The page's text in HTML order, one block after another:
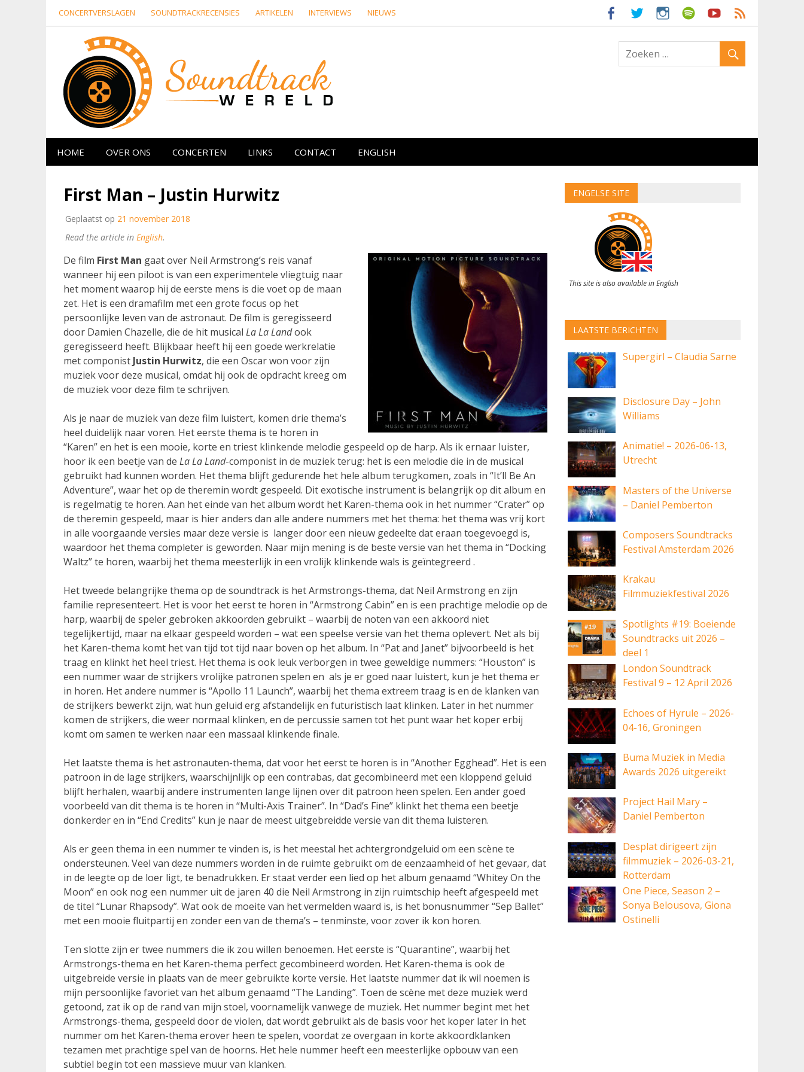
CONCERTVERSLAGEN SOUNDTRACKRECENSIES ARTIKELEN INTERVIEWS NIEUWS
Website over filmmuziek en muziek van andere media
HOME OVER ONS CONCERTEN LINKS CONTACT ENGLISH
First Man – Justin Hurwitz
Geplaatst op 21 november 2018
Read the article in English.
De film First Man gaat over Neil Armstrong’s reis vanaf
wanneer hij een piloot is van een experimentele vliegtuig naar
het moment waarop hij de eerste mens is die voet op de maan
zet. Het is een dramafilm met een grote focus op het
persoonlijke leven van de astronaut. De film is geregisseerd
door Damien Chazelle, die de hit musical La La Landook
geregisseerd heeft. Blijkbaar heeft hij een goede werkrelatie
met componist Justin Hurwitz, die een Oscar won voor zijn
muziek voor deze musical, omdat hij ook de opdracht kreeg om
de muziek voor deze film te schrijven.
Als je naar de muziek van deze film luistert, komen drie thema’s
heel duidelijk naar voren. Het eerste thema is te horen in
“Karen” en het is een mooie, korte en triest klinkende melodie gespeeld op de harp. Als ik ernaar luister,
hoor ik een beetje van de La La Land-componist in de muziek terug: het is een melodie die in de musical
gebruikt had kunnen worden. Het thema blijft gedurende het hele album terugkomen, zoals in “It’ll Be An
Adventure”, waar het op de theremin wordt gespeeld. Dit exotische instrument is belangrijk op dit album en
is regelmatig te horen. Aan het einde van het album wordt het Karen-thema ook in het nummer “Crater” op
de theremin gespeeld, maar is hier anders dan alle andere nummers met het thema: het thema was vrij kort
in alle voorgaande versies maar deze versie is langer door een nieuw gedeelte dat eraan toegevoegd is,
waardoor het thema completer is geworden. Naar mijn mening is de beste versie van het thema in “Docking
Waltz” te horen, waarbij het thema meesterlijk in een vrolijk klinkende wals is geïntegreerd .
Het tweede belangrijke thema op de soundtrack is het Armstrongs-thema, dat Neil Armstrong en zijn
familie representeert. Het is voor het eerst te horen in “Armstrong Cabin” en is een prachtige melodie op de
harp, waarbij de speler gebroken akkoorden gebruikt – waarbij de noten van een akkoord niet
tegelijkertijd, maar na elkaar gespeeld worden – wat een speelse versie van het thema oplevert. Net als bij
het Karen-thema komt het van tijd tot tijd naar boven op het album. In “Pat and Janet” bijvoorbeeld is het
traag en klinkt het heel triest. Het thema is ook leuk verborgen in twee geweldige nummers: “Houston” is
een nummer waar de strijkers vrolijke patronen spelen en als je er goed naar luistert, kun je het thema er
in horen. Het andere nummer is “Apollo 11 Launch”, waarbij het thema extreem traag is en de klanken van
de strijkers bewerkt zijn, wat hun geluid erg afstandelijk en futuristisch laat klinken. Later in het nummer
komen de strijkers, die weer normaal klinken, en de percussie samen tot het punt waar het koper erbij
komt om samen te werken naar een massaal klinkende finale.
Het laatste thema is het astronauten-thema, dat voor het eerst te horen is in “Another Egghead”. Het is een
patroon in de lage strijkers, waarschijnlijk op een contrabas, dat gecombineerd met een kloppend geluid
blijft herhalen, waarbij andere instrumenten lange lijnen over dit patroon heen spelen. Een ander goed
voorbeeld van dit thema is te horen in “Multi-Axis Trainer”. In “Dad’s Fine” klinkt het thema een beetje
donkerder en in “End Credits” kun je naar de meest uitgebreidde versie van dit thema luisteren.
Als er geen thema in een nummer te vinden is, is het meestal het achtergrondgeluid om een scène te
ondersteunen. Veel van deze nummers worden in de ruimte gebruikt om de eenzaamheid of het gevaar, dat
in de leegte op de loer ligt, te benadrukken. Er staat verder een lied op het album genaamd “Whitey On the
Moon” en ook nog een nummer uit de jaren 40 die Neil Armstrong in zijn ruimtschip heeft afgespeeld met
de titel “Lunar Rhapsody”. Wat ook de moeite van het vermelden waard is, is het bonusnummer “Sep Ballet”
met een mooie fluitpartij en zonder een van de thema’s – tenminste, voor zover ik kon horen.
Ten slotte zijn er twee nummers die ik zou willen benoemen. Het eerste is “Quarantine”, waarbij het
Armstrongs-thema en het Karen-thema perfect gecombineerd worden. Het Karen-thema is ook de
uitgebreide versie in plaats van de meer gebruikte korte versie. Het laatste nummer dat ik wil noemen is
mijn persoonlijke favoriet van het album genaamd “The Landing”. Toen de scène met deze muziek werd
getoond, zat ik op de rand van mijn stoel, voornamelijk vanwege de muziek. Het nummer begint met het
Armstrongs-thema, gespeeld door de violen, dat wordt gebruikt als de basis voor het koper later in het
nummer om het Karen-thema erover heen te spelen, voordat ze overgaan in korte akkoordklanken
tezamen met prachtige spel van de hoorns. Het hele nummer heeft een meesterlijke opbouw van een
subtiel begin tot een massieve muur van klanken.
ENGELSE SITE
This site is also available in English
LAATSTE BERICHTEN
Supergirl – Claudia Sarne
Disclosure Day – John
Williams
Animatie! – 2026-06-13,
Utrecht
Masters of the Universe
– Daniel Pemberton
Composers Soundtracks
Festival Amsterdam 2026
Krakau
Filmmuziekfestival 2026
Spotlights #19: Boeiende
Soundtracks uit 2026 –
deel 1
London Soundtrack
Festival 9 – 12 April 2026
Echoes of Hyrule – 2026-
04-16, Groningen
Buma Muziek in Media
Awards 2026 uitgereikt
Project Hail Mary –
Daniel Pemberton
Desplat dirigeert zijn
filmmuziek – 2026-03-21,
Rotterdam
One Piece, Season 2 –
Sonya Belousova, Giona
Ostinelli